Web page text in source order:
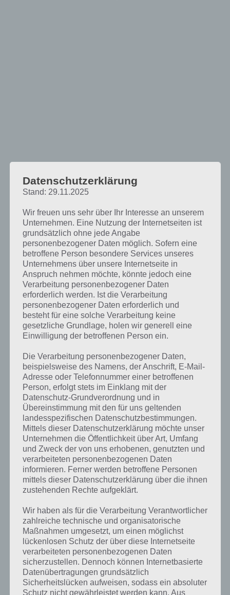
Rotatio: Gelange durch die engen Tore
Rotatio Screenshot
zur App – (c)
Tapinator
Der Name Rotatio kommt daher,
dass ihr einen Punkt auf einer Linie
bewegen müsst und das knifflige
hierbei ist, dass sich diese Linie 360
Grad dreht. Die Steuerung ist
auf den Bildschirm getippt werden,
um die Richtung des Kreises zu
ändern. Auf diesem Weg musst du
so durch die Tore gelangen ohne mit
diesen zu kollidieren.
Was sich zunächst einfach anhört, ist doch ganz schön knifflig.
Außerdem muss man erstmal die richtige Strategie entwickeln, um in
Rotatio möglichst weit zu gelangen. So muss man, sobald die Linie
durch das Tor führt, auch den Kreis dorthin bewegen, denn
ansonsten wird es schwer.
Finanziert über Werbung
Datenschutzerklärung
Stand: 29.11.2025
Wir freuen uns sehr über Ihr Interesse an unserem
Unternehmen. Eine Nutzung der Internetseiten ist
grundsätzlich ohne jede Angabe
personenbezogener Daten möglich. Sofern eine
betroffene Person besondere Services unseres
Unternehmens über unsere Internetseite in
Anspruch nehmen möchte, könnte jedoch eine
Verarbeitung personenbezogener Daten
erforderlich werden. Ist die Verarbeitung
personenbezogener Daten erforderlich und
besteht für eine solche Verarbeitung keine
gesetzliche Grundlage, holen wir generell eine
Einwilligung der betroffenen Person ein.
Die Verarbeitung personenbezogener Daten,
beispielsweise des Namens, der Anschrift, E-Mail-
Adresse oder Telefonnummer einer betroffenen
Person, erfolgt stets im Einklang mit der
Datenschutz-Grundverordnung und in
Übereinstimmung mit den für uns geltenden
landesspezifischen Datenschutzbestimmungen.
Mittels dieser Datenschutzerklärung möchte unser
Unternehmen die Öffentlichkeit über Art, Umfang
und Zweck der von uns erhobenen, genutzten und
verarbeiteten personenbezogenen Daten
informieren. Ferner werden betroffene Personen
mittels dieser Datenschutzerklärung über die ihnen
zustehenden Rechte aufgeklärt.
Wir haben als für die Verarbeitung Verantwortlicher
zahlreiche technische und organisatorische
Maßnahmen umgesetzt, um einen möglichst
lückenlosen Schutz der über diese Internetseite
verarbeiteten personenbezogenen Daten
sicherzustellen. Dennoch können Internetbasierte
Datenübertragungen grundsätzlich
Sicherheitslücken aufweisen, sodass ein absoluter
Schutz nicht gewährleistet werden kann. Aus